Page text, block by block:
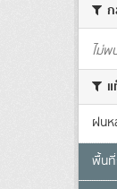
ไม่
ฝนห
พื้นที่